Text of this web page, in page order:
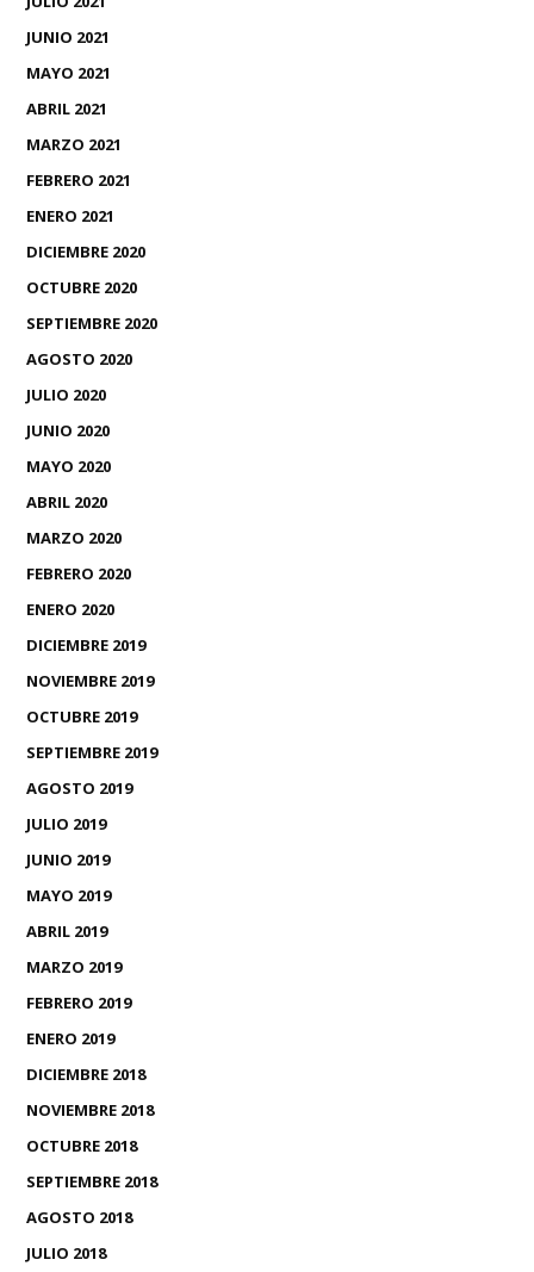
JUNIO 2021
MAYO 2021
ABRIL 2021
MARZO 2021
FEBRERO 2021
ENERO 2021
DICIEMBRE 2020
OCTUBRE 2020
SEPTIEMBRE 2020
AGOSTO 2020
JULIO 2020
JUNIO 2020
MAYO 2020
ABRIL 2020
MARZO 2020
FEBRERO 2020
ENERO 2020
DICIEMBRE 2019
NOVIEMBRE 2019
OCTUBRE 2019
SEPTIEMBRE 2019
AGOSTO 2019
JULIO 2019
JUNIO 2019
MAYO 2019
ABRIL 2019
MARZO 2019
FEBRERO 2019
ENERO 2019
DICIEMBRE 2018
NOVIEMBRE 2018
OCTUBRE 2018
SEPTIEMBRE 2018
AGOSTO 2018
JULIO 2018